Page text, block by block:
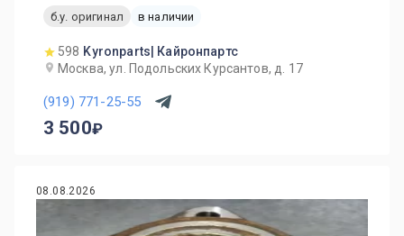
б.у. оригинал
в наличии
598 Kyronparts| Кайронпартс
Москва, ул. Подольских Курсантов, д. 17
(919) 771-25-55
3 500
08.08.2026